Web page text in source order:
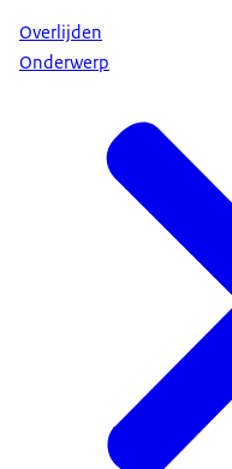
Overlijden
Onderwerp